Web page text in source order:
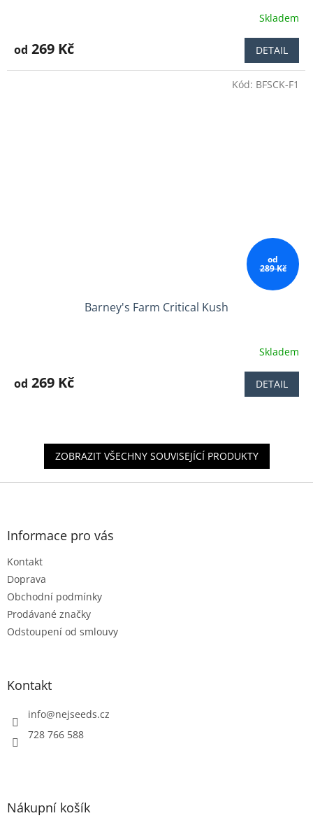
produktu
3,9
Skladem
od 269 Kč DETAIL
od
289 Kč
Barney's Farm Critical Kush
produktu
hvězdiček.
Skladem
od 269 Kč DETAIL
Kód: BFSCK-F1
ZOBRAZIT VŠECHNY SOUVISEJÍCÍ PRODUKTY
Z
Informace pro vás
Kontakt
Doprava
Obchodní podmínky
Prodávané značky
Odstoupení od smlouvy
Kontakt
info@nejseeds.cz
728 766 588
Nákupní košík